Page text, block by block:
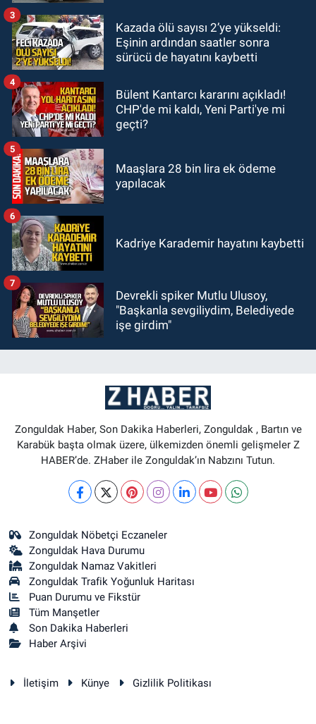
Zonguldak
13:39
görevinden ayrıldı.
Kazada ölü sayısı 2’ye yükseldi:
Eşinin ardından saatler sonra
sürücü de hayatını kaybetti
3
Bülent Kantarcı kararını açıkladı!
CHP'de mi kaldı, Yeni Parti'ye mi
geçti?
4
Maaşlara 28 bin lira ek ödeme
yapılacak
5
Kadriye Karademir hayatını kaybetti
6
Devrekli spiker Mutlu Ulusoy,
"Başkanla sevgiliydim, Belediyede
işe girdim"
7
Zonguldak Haber, Son Dakika Haberleri, Zonguldak , Bartın ve
Karabük başta olmak üzere, ülkemizden önemli gelişmeler Z
HABER’de. ZHaber ile Zonguldak’ın Nabzını Tutun.
Zonguldak Nöbetçi Eczaneler
Zonguldak Hava Durumu
Zonguldak Namaz Vakitleri
Zonguldak Trafik Yoğunluk Haritası
Puan Durumu ve Fikstür
Tüm Manşetler
Son Dakika Haberleri
Haber Arşivi
İletişim Künye Gizlilik Politikası